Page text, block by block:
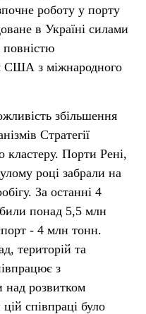
роботу у порту
в Україні силами
повністю
США з міжнародного
збільшення
Стратегії
кластеру. Порти Рені,
році забрали на
За останні 4
понад 5,5 млн
- 4 млн тонн.
територій та
з
над розвитком
співпраці було